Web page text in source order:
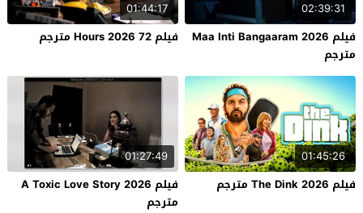
02:39:31
فيلم Maa Inti Bangaaram 2026
مترجم
01:44:17
فيلم 72 Hours 2026 مترجم
01:45:26
فيلم The Dink 2026 مترجم
01:27:49
فيلم A Toxic Love Story 2026
مترجم